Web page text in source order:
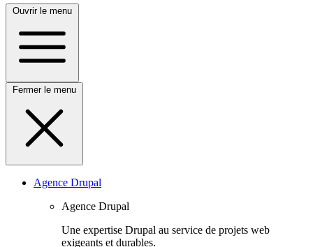
Ouvrir le menu
Fermer le menu
Agence Drupal
Agence Drupal
Une expertise Drupal au service de projets web
exigeants et durables.